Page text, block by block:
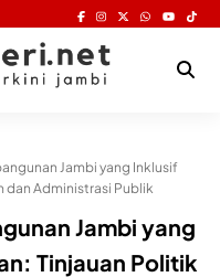
Jambi yang Inklusif
dan Administrasi Publik
Jambi yang
Tinjauan Politik